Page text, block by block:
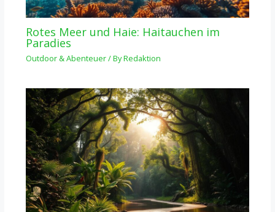
Rotes Meer und Haie: Haitauchen im
Paradies
Outdoor & Abenteuer/ ByRedaktion